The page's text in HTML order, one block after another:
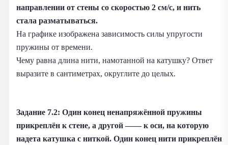
направлении от стены со скоростью 2 см/с, и нить
стала разматываться.
На графике изображена зависимость силы упругости
пружины от времени.
Чему равна длина нити, намотанной на катушку? Ответ
выразите в сантиметрах, округлите до целых.
Задание 7.2: Один конец ненапряжённой пружины
прикреплён к стене, а другой —— к оси, на которую
надета катушка с ниткой. Один конец нити прикреплён